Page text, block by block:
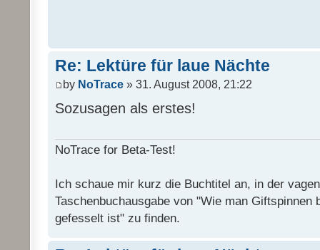
Re: Lektüre für laue Nächte
by NoTrace » 31. August 2008, 21:22
Sozusagen als erstes!
NoTrace for Beta-Test!
Ich schaue mir kurz die Buchtitel an, in der
Taschenbuchausgabe von "Wie man Giftspinnen
gefesselt ist" zu finden.